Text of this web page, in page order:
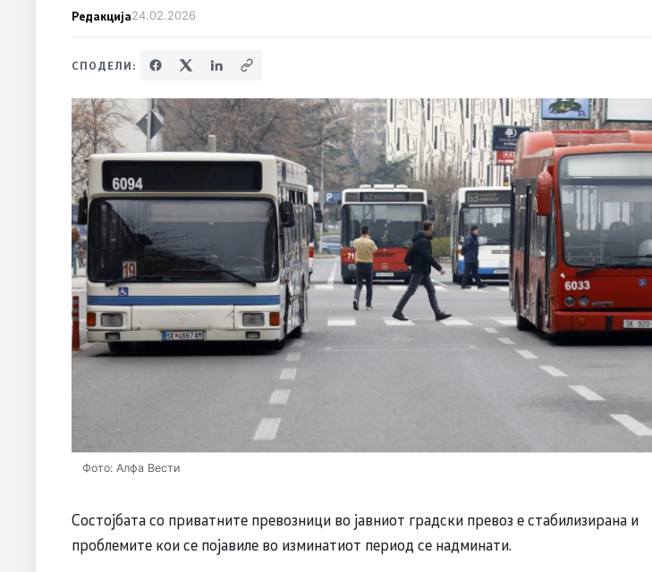
Редакција24.02.2026
СПОДЕЛИ:
Фото: Алфа Вести
Состојбата со приватните превозници во јавниот градски превоз е стабилизирана и
проблемите кои се појавиле во изминатиот период се надминати.